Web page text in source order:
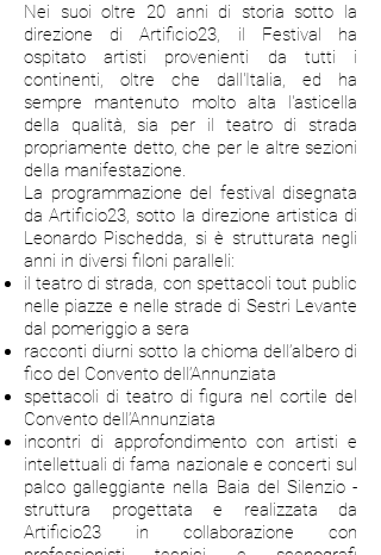
Nei suoi oltre 20 anni di storia sotto la
direzione di Artificio23, il Festival ha
ospitato artisti provenienti da tutti i
continenti, oltre che dall'Italia, ed ha
sempre mantenuto molto alta l'asticella
della qualità, sia per il teatro di strada
propriamente detto, che per le altre sezioni
della manifestazione.
La programmazione del festival disegnata
da Artificio23, sotto la direzione artistica di
Leonardo Pischedda, si è strutturata negli
anni in diversi filoni paralleli:
il teatro di strada, con spettacoli tout public
nelle piazze e nelle strade di Sestri Levante
dal pomeriggio a sera
racconti diurni sotto la chioma dell’albero di
fico del Convento dell’Annunziata
spettacoli di teatro di figura nel cortile del
Convento dell’Annunziata
incontri di approfondimento con artisti e
intellettuali di fama nazionale e concerti sul
palco galleggiante nella Baia del Silenzio -
struttura progettata e realizzata da
Artificio23 in collaborazione con